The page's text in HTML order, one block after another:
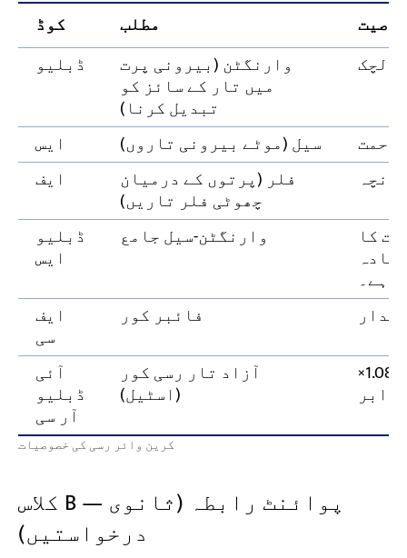
کوڈ مطلب
ڈبلیو
وارنگٹن (بیرونی پرت
میں تار کے سائز کو
تبدیل کرنا)
لچک
ایس سیل (موٹے بیرونی تاروں)
ایف
فلر (پرتوں کے درمیان
چھوٹی فلر تاریں)
ڈبلیو
ایس
وارنگٹن-سیل جامع کا
ہے۔
ایف
سی
فائبر کور
آئی
ڈبلیو
آر سی
آزاد تار رسی کور
(اسٹیل)
زیادہ توڑنے کی طاقت — تقریباً 1.08×
کرین وائر رسی کی خصوصیات
کلاس B — پوائنٹ رابطہ (ثانوی
درخواستیں)